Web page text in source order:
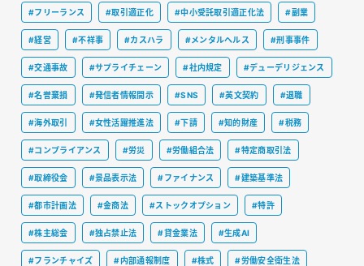
#フリーランス #取引適正化 #中小受託取引適正化法 #副業
#経営 #不祥事 #カスハラ #メンタルヘルス #刑事事件
#交通事故 #サプライチェーン #社内規定 #デューデリジェンス
#名誉棄損 #発信者情報開示 #SNS #英文契約 #退職
#海外取引 #女性活躍推進法 #下請 #知的財産 #税務
#コンプライアンス #労災 #労働組合法 #特定商取引法
#取締役会 #景品表示法 #ファイナンス #建築基準法
#都市計画法 #金商法 #ストックオプション #特許
#株主総会 #独占禁止法 #貸金業法 #生成AI
#フランチャイズ #内部通報制度 #株式 #労働安全衛生法